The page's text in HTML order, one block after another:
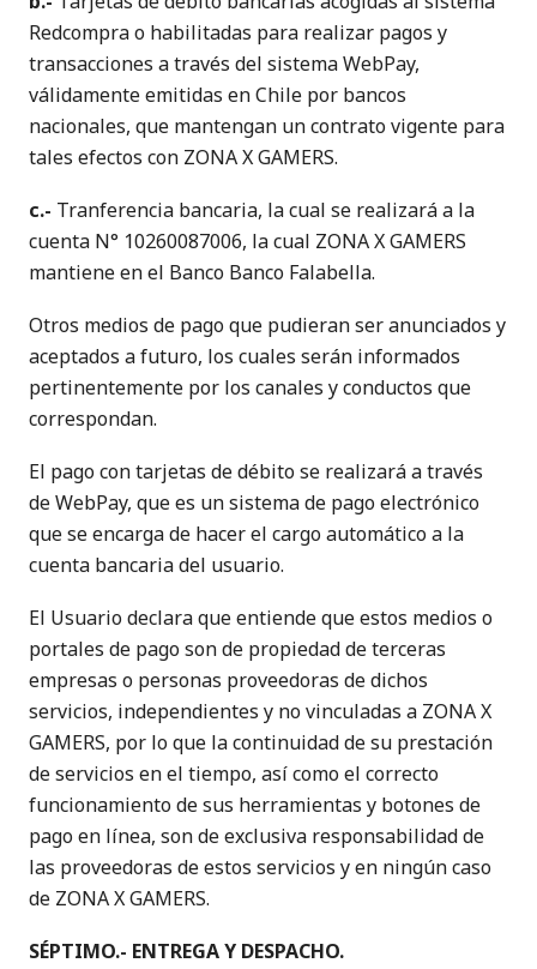
Redcompra o habilitadas para realizar pagos y
transacciones a través del sistema WebPay,
válidamente emitidas en Chile por bancos
nacionales, que mantengan un contrato vigente para
tales efectos con ZONA X GAMERS.
c.- Tranferencia bancaria, la cual se realizará a la
cuenta N° 10260087006, la cual ZONA X GAMERS
mantiene en el Banco Banco Falabella.
Otros medios de pago que pudieran ser anunciados y
aceptados a futuro, los cuales serán informados
pertinentemente por los canales y conductos que
correspondan.
El pago con tarjetas de débito se realizará a través
de WebPay, que es un sistema de pago electrónico
que se encarga de hacer el cargo automático a la
cuenta bancaria del usuario.
El Usuario declara que entiende que estos medios o
portales de pago son de propiedad de terceras
empresas o personas proveedoras de dichos
servicios, independientes y no vinculadas a ZONA X
GAMERS, por lo que la continuidad de su prestación
de servicios en el tiempo, así como el correcto
funcionamiento de sus herramientas y botones de
pago en línea, son de exclusiva responsabilidad de
las proveedoras de estos servicios y en ningún caso
de ZONA X GAMERS.
SÉPTIMO.- ENTREGA Y DESPACHO.